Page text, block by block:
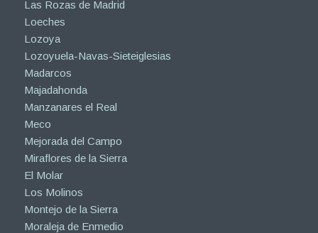
Las Rozas de Madrid
Loeches
Lozoya
Lozoyuela-Navas-Sieteiglesias
Madarcos
Majadahonda
Manzanares el Real
Meco
Mejorada del Campo
Miraflores de la Sierra
El Molar
Los Molinos
Montejo de la Sierra
Moraleja de Enmedio